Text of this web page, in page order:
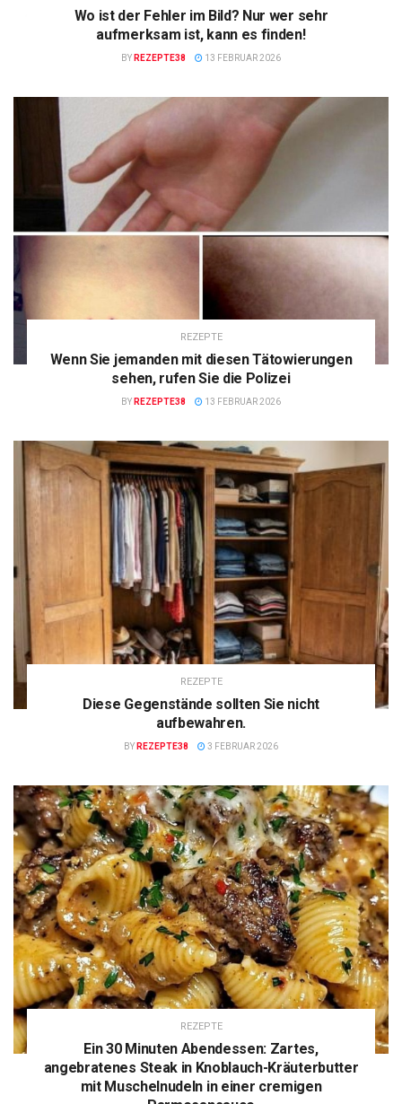
Wo ist der Fehler im Bild? Nur wer sehr
aufmerksam ist, kann es finden!
BY REZEPTE38 13 FEBRUAR 2026
REZEPTE
Wenn Sie jemanden mit diesen Tätowierungen
sehen, rufen Sie die Polizei
BY REZEPTE38 13 FEBRUAR 2026
REZEPTE
Diese Gegenstände sollten Sie nicht
aufbewahren.
BY REZEPTE38 3 FEBRUAR 2026
REZEPTE
Ein 30 Minuten Abendessen: Zartes,
angebratenes Steak in Knoblauch-Kräuterbutter
mit Muschelnudeln in einer cremigen